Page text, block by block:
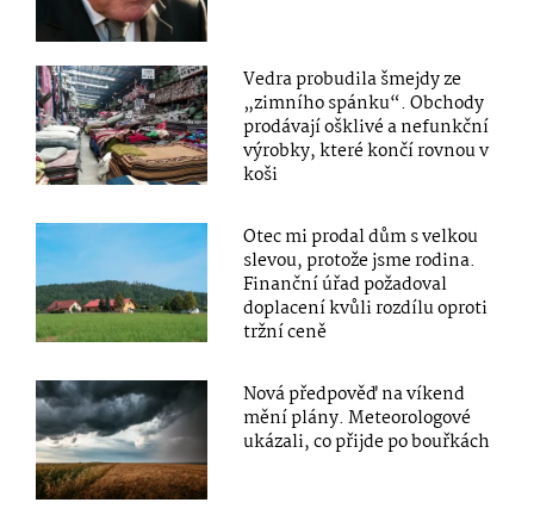
Vedra probudila šmejdy ze
„zimního spánku“. Obchody
prodávají ošklivé a nefunkční
výrobky, které končí rovnou v
koši
Otec mi prodal dům s velkou
slevou, protože jsme rodina.
Finanční úřad požadoval
doplacení kvůli rozdílu oproti
tržní ceně
Nová předpověď na víkend
mění plány. Meteorologové
ukázali, co přijde po bouřkách